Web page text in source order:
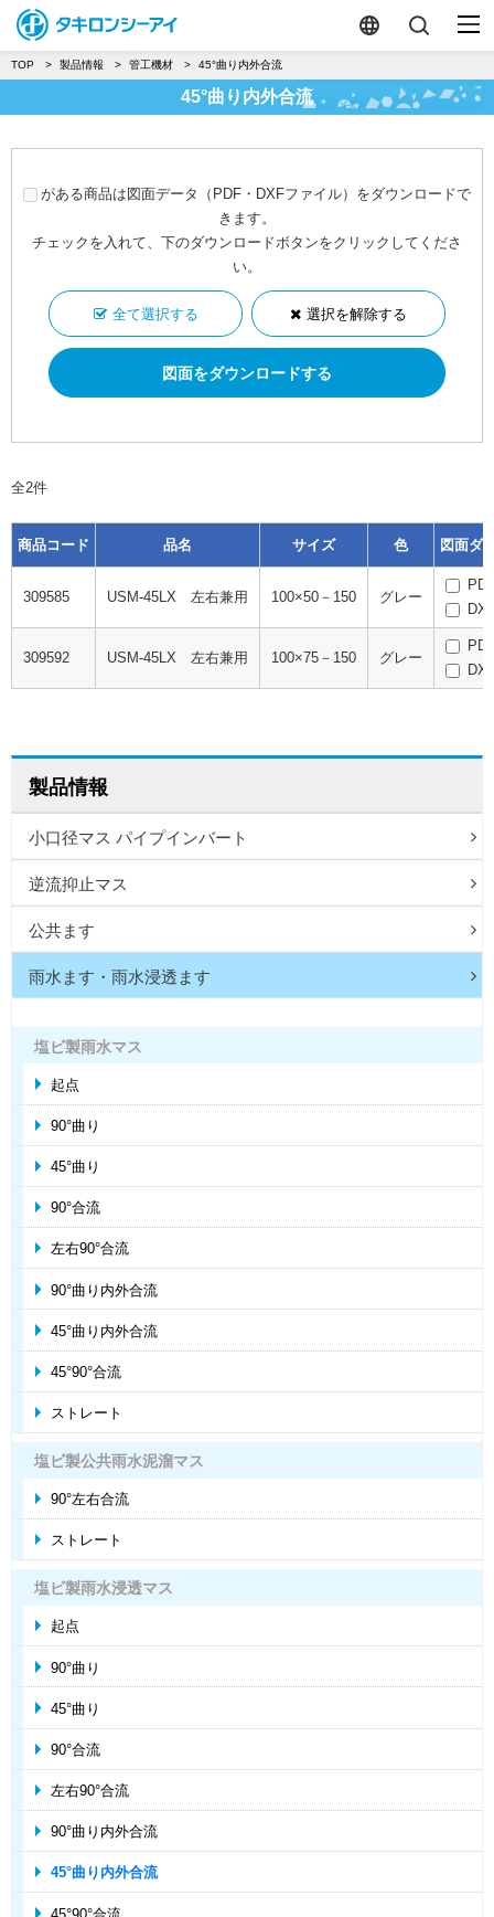
TOP 製品情報 管工機材 45°曲り内外合流
45°曲り内外合流
がある商品は図面データ（PDF・DXFファイル）をダウンロードで
きます。
チェックを入れて、下のダウンロードボタンをクリックしてくださ
い。
全て選択する 選択を解除する
全2件
商品コード 品名 サイズ 色 図面ダ
309585 USM-45LX 左右兼用 100×50－150 グレー
309592 USM-45LX 左右兼用 100×75－150 グレー
製品情報
小口径マス パイプインバート
逆流抑止マス
公共ます
雨水ます・雨水浸透ます
塩ビ製雨水マス
起点
90°曲り
45°曲り
90°合流
左右90°合流
90°曲り内外合流
45°曲り内外合流
45°90°合流
ストレート
塩ビ製公共雨水泥溜マス
90°左右合流
ストレート
塩ビ製雨水浸透マス
起点
90°曲り
45°曲り
90°合流
左右90°合流
90°曲り内外合流
45°曲り内外合流